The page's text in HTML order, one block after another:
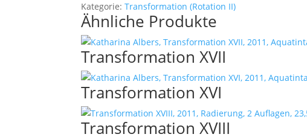
Kategorie:Transformation (Rotation II)
Ähnliche Produkte
Transformation XVII
Transformation XVI
Transformation XVIII